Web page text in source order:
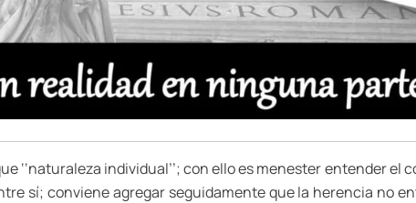
‘‘naturaleza individual’’; con ello es menester entender el
sí; conviene agregar seguidamente que la herencia no